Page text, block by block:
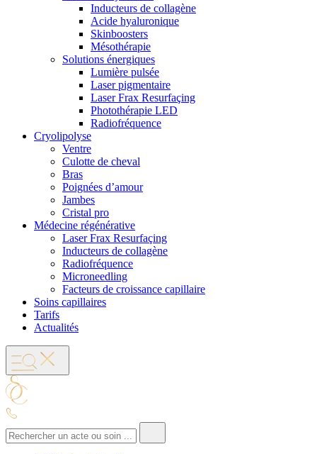
Inducteurs de collagène
Acide hyaluronique
Skinboosters
Mésothérapie
Solutions énergiques
Lumière pulsée
Laser pigmentaire
Laser Frax Resurfaçing
Photothérapie LED
Radiofréquence
Cryolipolyse
Ventre
Culotte de cheval
Bras
Poignées d’amour
Jambes
Cristal pro
Médecine régénérative
Laser Frax Resurfaçing
Inducteurs de collagène
Radiofréquence
Microneedling
Facteurs de croissance capillaire
Soins capillaires
Tarifs
Actualités